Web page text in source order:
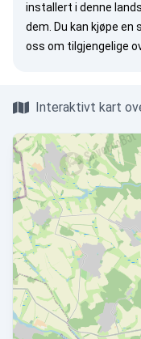
installert i denne
dem. Du kan kjøpe en
oss om tilgjengelige
Interaktivt kart